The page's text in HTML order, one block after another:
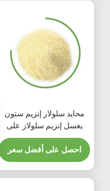
محايد سلولاز إنزيم ستون
يغسل إنزيم سلولاز على
الجينز الدينيم
احصل على أفضل سعر